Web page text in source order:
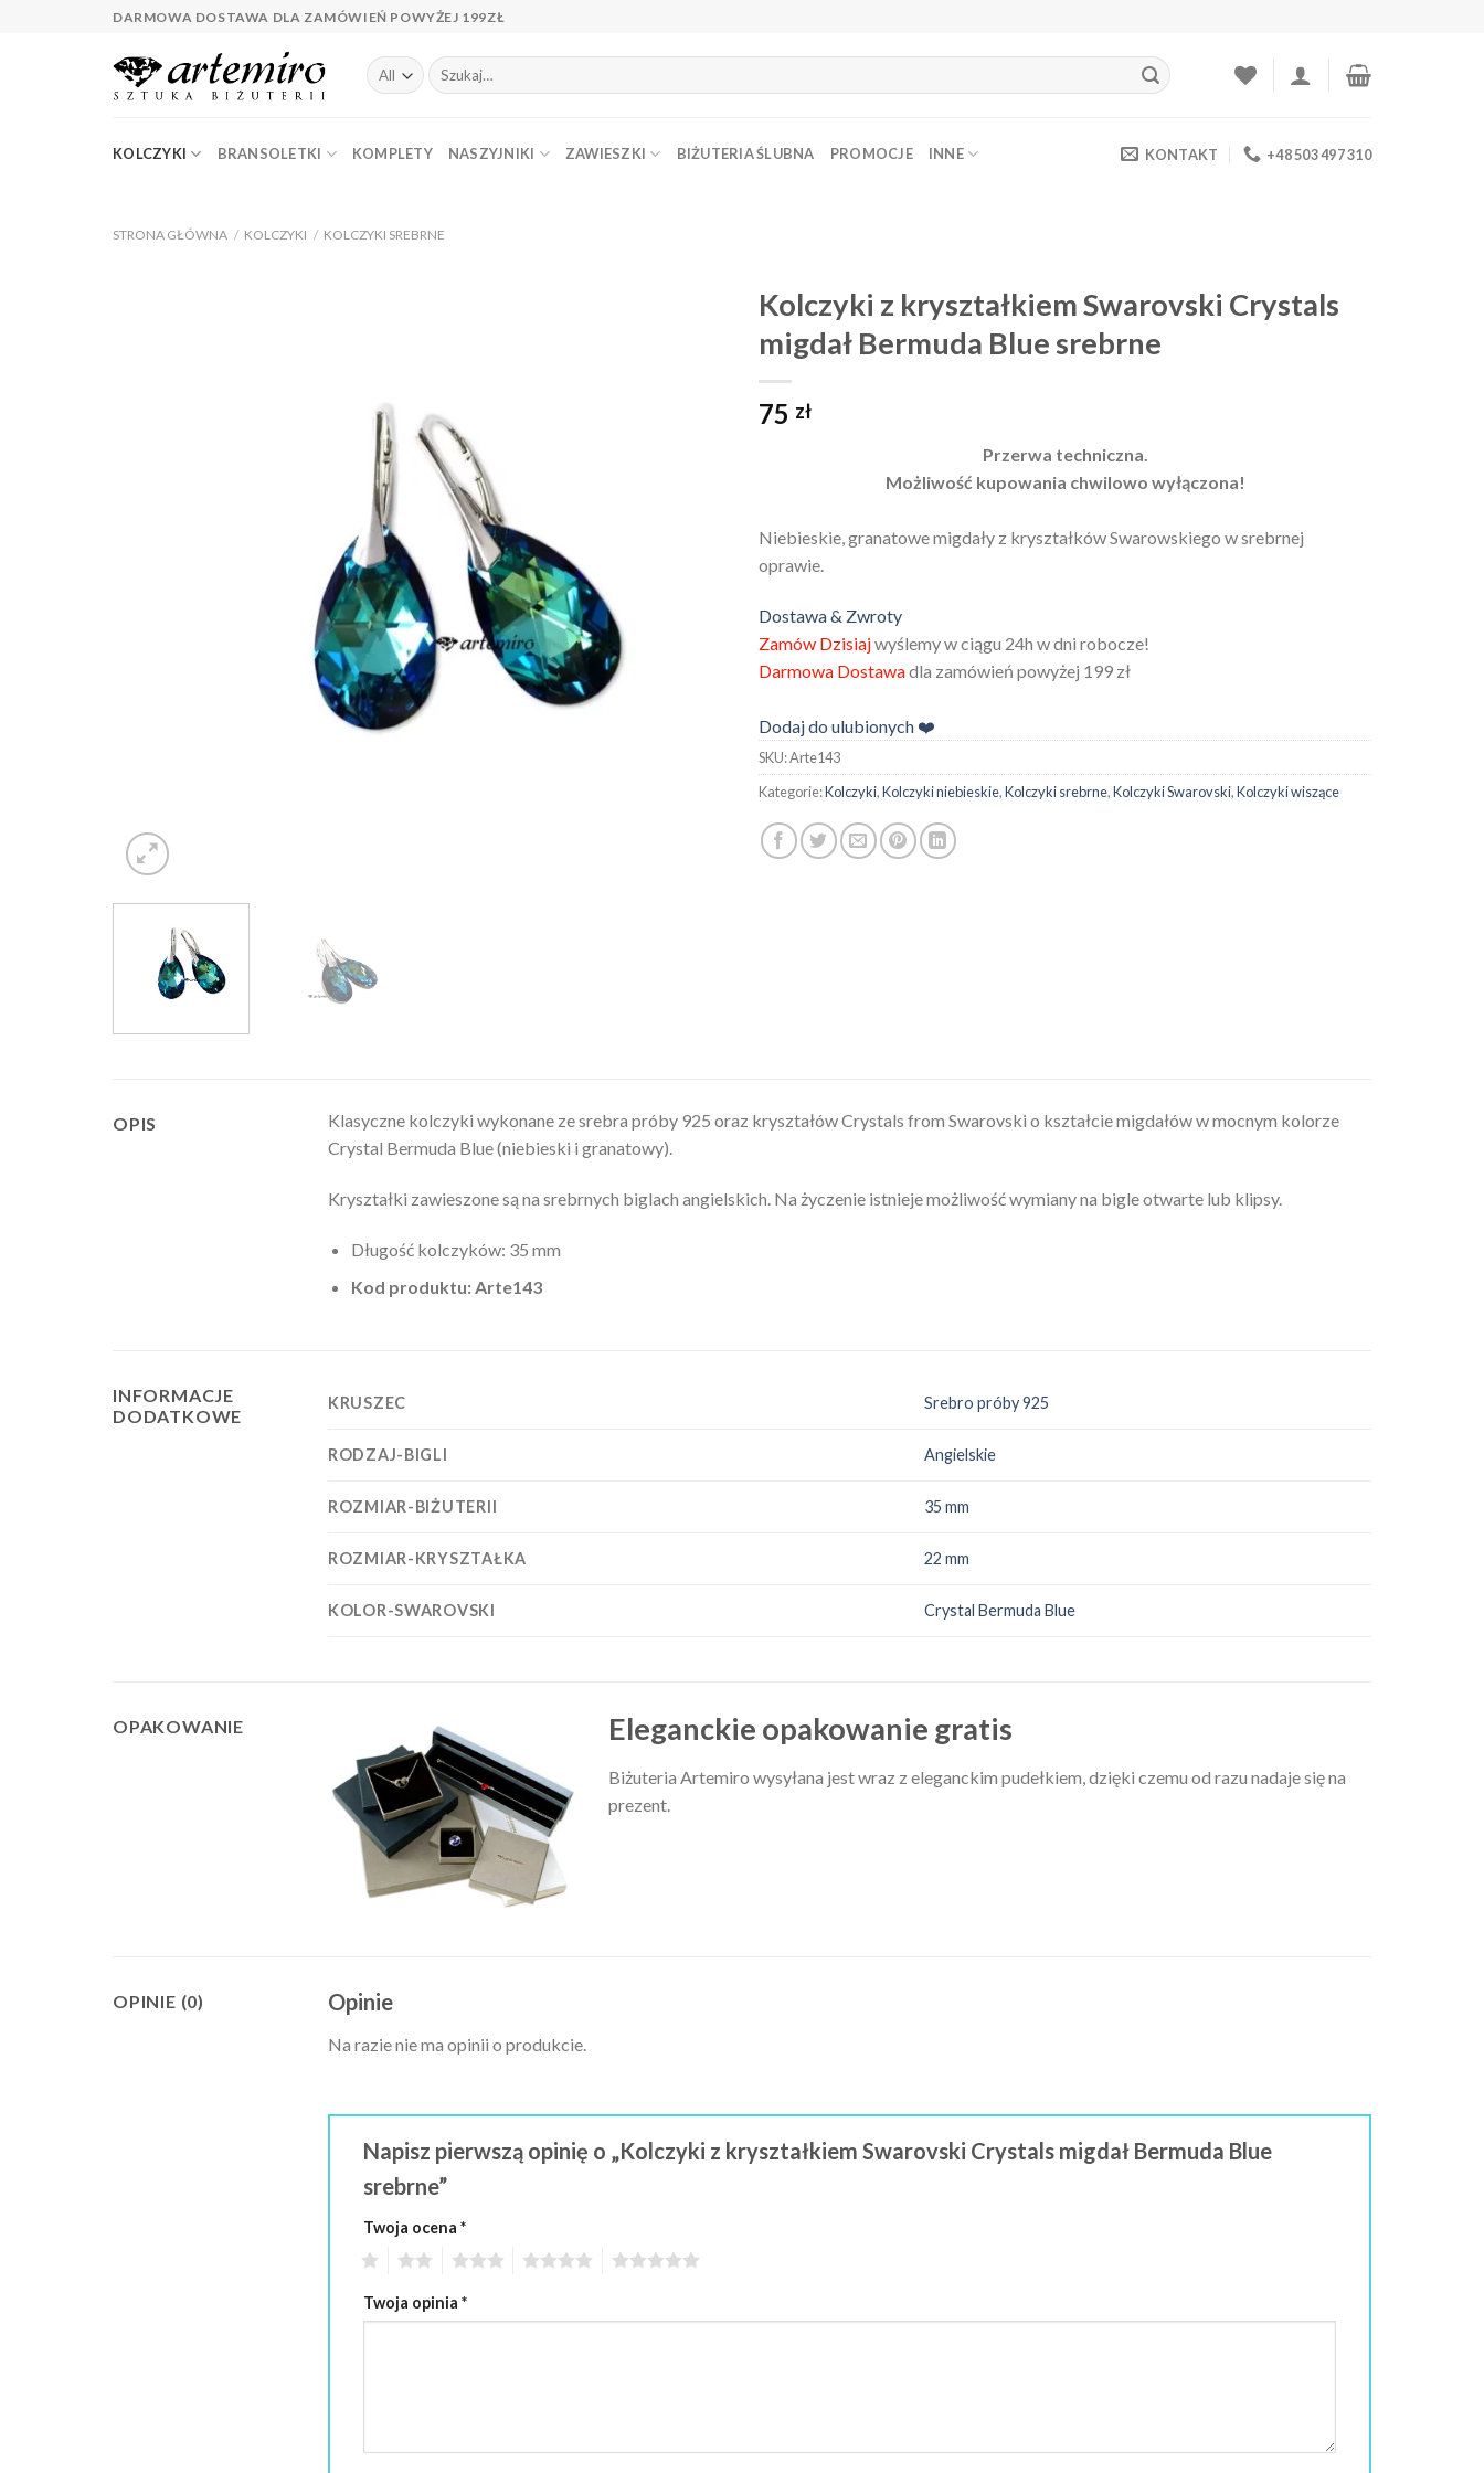
DARMOWA DOSTAWA DLA ZAMÓWIEŃ POWYŻEJ 199ZŁ
Szukaj:
KOLCZYKI BRANSOLETKI KOMPLETY NASZYJNIKI ZAWIESZKI BIŻUTERIA ŚLUBNA PROMOCJE INNE KONTAKT +48 503 497 310
STRONA GŁÓWNA / KOLCZYKI / KOLCZYKI SREBRNE
Kolczyki z kryształkiem Swarovski Crystals
migdał Bermuda Blue srebrne
75 zł
Przerwa techniczna.
Możliwość kupowania chwilowo wyłączona!
Niebieskie, granatowe migdały z kryształków Swarowskiego w srebrnej
oprawie.
Dostawa & Zwroty
Zamów Dzisiajwyślemy w ciągu 24h w dni robocze!
Darmowa Dostawadla zamówień powyżej 199 zł
Dodaj do ulubionych ❤️
SKU:Arte143
Kategorie:Kolczyki,Kolczyki niebieskie,Kolczyki srebrne,Kolczyki Swarovski,Kolczyki wiszące
OPIS
Klasyczne kolczyki wykonane ze srebra próby 925 oraz kryształów Crystals from Swarovski o kształcie migdałów w mocnym kolorze
Crystal Bermuda Blue (niebieski i granatowy).
Kryształki zawieszone są na srebrnych biglach angielskich. Na życzenie istnieje możliwość wymiany na bigle otwarte lub klipsy.
Długość kolczyków: 35 mm
Kod produktu: Arte143
INFORMACJE
DODATKOWE
KRUSZEC Srebro próby 925
RODZAJ-BIGLI Angielskie
ROZMIAR-BIŻUTERII 35 mm
ROZMIAR-KRYSZTAŁKA 22 mm
KOLOR-SWAROVSKI Crystal Bermuda Blue
OPAKOWANIE Eleganckie opakowanie gratis
Biżuteria Artemiro wysyłana jest wraz z eleganckim pudełkiem, dzięki czemu od razu nadaje się na
prezent.
OPINIE (0) Opinie
Na razie nie ma opinii o produkcie.
Napisz pierwszą opinię o „Kolczyki z kryształkiem Swarovski Crystals migdał Bermuda Blue
srebrne”
Twoja ocena *
Twoja opinia *